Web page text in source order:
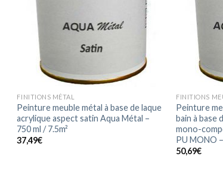
FINITIONS MÉTAL
Peinture meuble métal à base de laque
acrylique aspect satin Aqua Métal –
750 ml / 7.5m²
37,49€
Peinture
bain à base
mono-
PU MONO
50,69€